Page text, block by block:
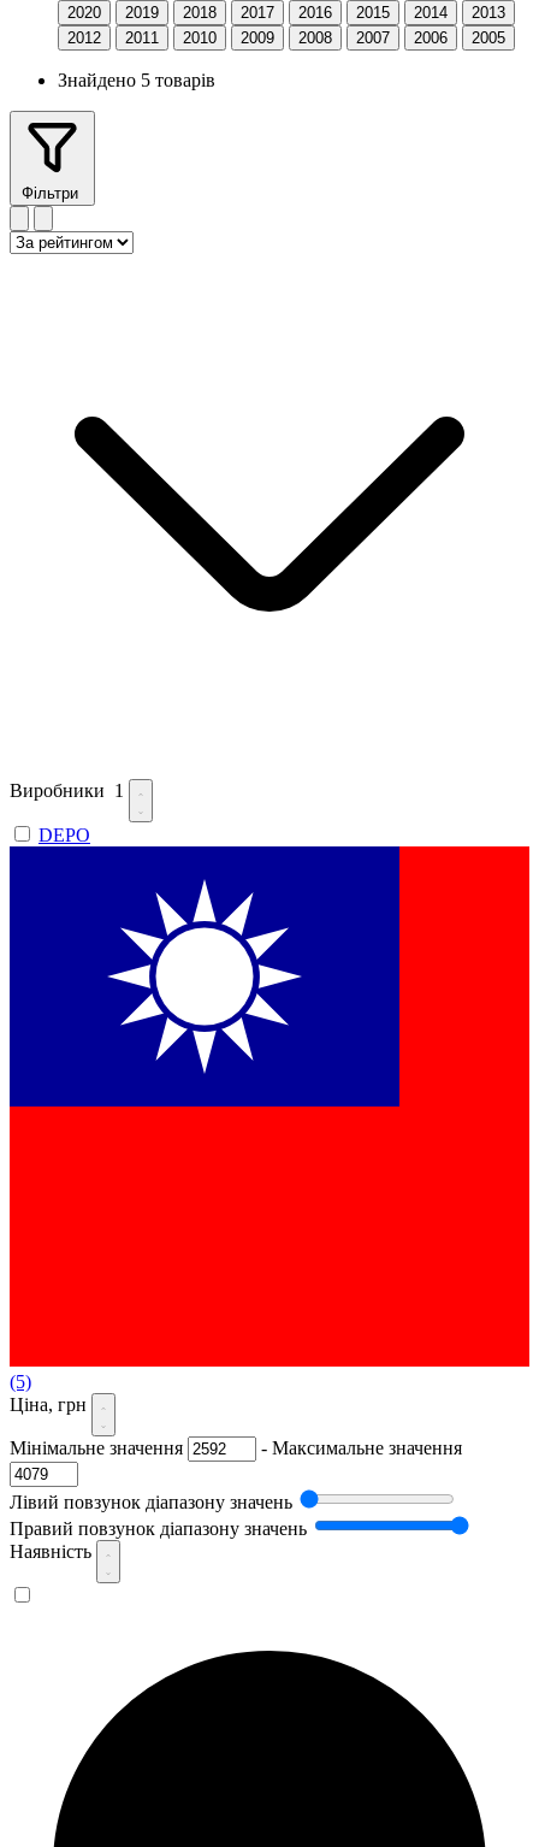
2020 2019 2018 2017 2016 2015 2014
2013
2012
2011 2010 2009 2008 2007 2006 2005
Знайдено 5 товарів
Фільтри
Виробники 1
DEPO
(5)
Ціна, грн
Мінімальне значення - Максимальне значення
Лівий повзунок діапазону значень
Правий повзунок діапазону значень
Наявність